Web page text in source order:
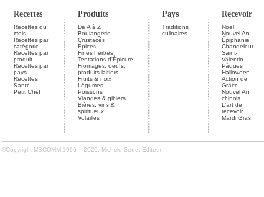
Recettes Produits Pays Recevoir
Recettes du
mois
Recettes par
catégorie
Recettes par
produit
Recettes par
pays
Recettes
Santé
Petit Chef
De A à Z
Boulangerie
Crustacés
Épices
Fines herbes
Tentations d'Épicure
Fromages, oeufs,
produits laitiers
Fruits & noix
Légumes
Poissons
Viandes & gibiers
Bières, vins &
spiritueux
Volailles
Traditions
culinaires
Noël
Nouvel An
Épiphanie
Chandeleur
Saint-
Valentin
Pâques
Halloween
Action de
Grâce
Nouvel An
chinois
L'art de
recevoir
Mardi Gras
©Copyright MSCOMM 1996 – 2026. Michèle Serre, Éditeur